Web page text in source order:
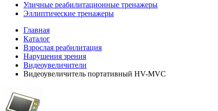
Уличные реабилитационные тренажеры
Эллиптические тренажеры
Главная
Каталог
Взрослая реабилитация
Нарушения зрения
Видеоувеличители
Видеоувеличитель портативный HV-MVC